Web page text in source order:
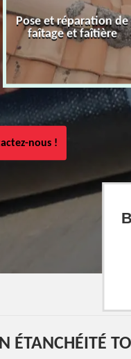
Pose et réparation de
faîtage et faîtière
nous !
ÉTANCHÉITÉ